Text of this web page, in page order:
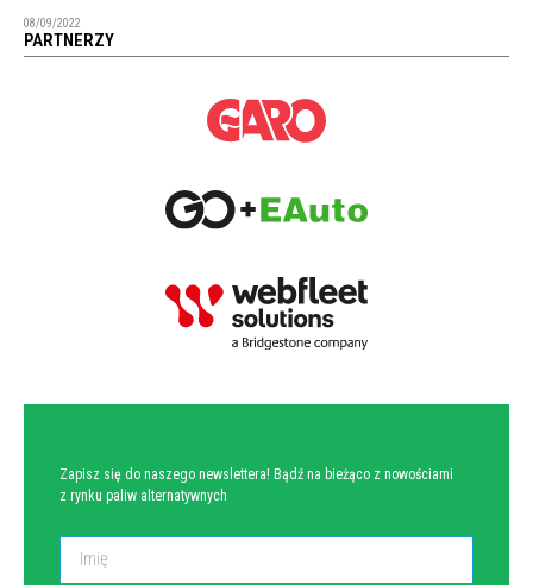
08/09/2022
PARTNERZY
Zapisz się do naszego newslettera! Bądź na bieżąco z nowościami
z rynku paliw alternatywnych